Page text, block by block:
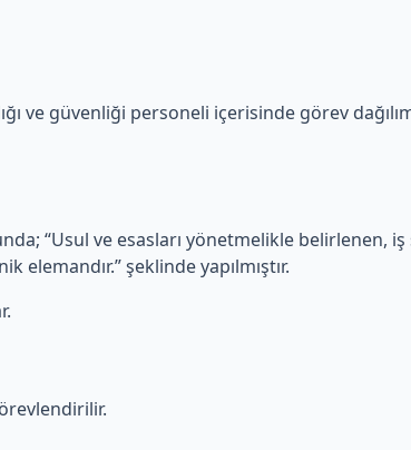
ve güvenliği personeli içerisinde görev
“Usul ve esasları yönetmelikle belirlenen,
şeklinde yapılmıştır.